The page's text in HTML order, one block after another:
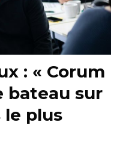
: « Corum
bateau sur
le plus